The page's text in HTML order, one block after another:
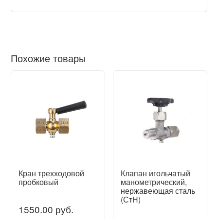
Похожие товары
Кран трехходовой
пробковый
1550.00 руб.
Клапан игольчатый
манометрический,
нержавеющая сталь
(СтН)